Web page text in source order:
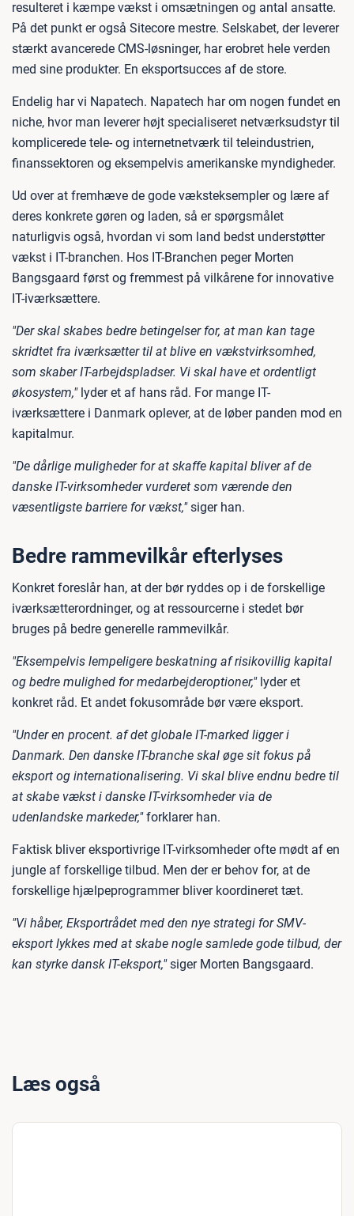
resulteret i kæmpe vækst i omsætningen og antal ansatte.
På det punkt er også Sitecore mestre. Selskabet, der leverer
stærkt avancerede CMS-løsninger, har erobret hele verden
med sine produkter. En eksportsucces af de store.
Endelig har vi Napatech. Napatech har om nogen fundet en
niche, hvor man leverer højt specialiseret netværksudstyr til
komplicerede tele- og internetnetværk til teleindustrien,
finanssektoren og eksempelvis amerikanske myndigheder.
Ud over at fremhæve de gode væksteksempler og lære af
deres konkrete gøren og laden, så er spørgsmålet
naturligvis også, hvordan vi som land bedst understøtter
vækst i IT-branchen. Hos IT-Branchen peger Morten
Bangsgaard først og fremmest på vilkårene for innovative
IT-iværksættere.
"Der skal skabes bedre betingelser for, at man kan tage
skridtet fra iværksætter til at blive en vækstvirksomhed,
som skaber IT-arbejdspladser. Vi skal have et ordentligt
økosystem,"lyder et af hans råd. For mange IT-
iværksættere i Danmark oplever, at de løber panden mod en
kapitalmur.
"De dårlige muligheder for at skaffe kapital bliver af de
danske IT-virksomheder vurderet som værende den
væsentligste barriere for vækst,"siger han.
Bedre rammevilkår efterlyses
Konkret foreslår han, at der bør ryddes op i de forskellige
iværksætterordninger, og at ressourcerne i stedet bør
bruges på bedre generelle rammevilkår.
"Eksempelvis lempeligere beskatning af risikovillig kapital
og bedre mulighed for medarbejderoptioner,"lyder et
konkret råd. Et andet fokusområde bør være eksport.
"Under en procent. af det globale IT-marked ligger i
Danmark. Den danske IT-branche skal øge sit fokus på
eksport og internationalisering. Vi skal blive endnu bedre til
at skabe vækst i danske IT-virksomheder via de
udenlandske markeder,"forklarer han.
Faktisk bliver eksportivrige IT-virksomheder ofte mødt af en
jungle af forskellige tilbud. Men der er behov for, at de
forskellige hjælpeprogrammer bliver koordineret tæt.
"Vi håber, Eksportrådet med den nye strategi for SMV-
eksport lykkes med at skabe nogle samlede gode tilbud, der
kan styrke dansk IT-eksport,"siger Morten Bangsgaard.
Læs også